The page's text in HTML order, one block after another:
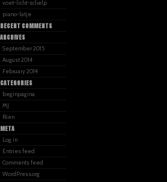
voet-licht-schelp
piano-latje
RECENT COMMENTS
ARCHIVES
September 2015
August 2014
February 2014
CATEGORIES
beginpagina
MJ
Rien
META
Log in
Entries feed
Comments feed
WordPress.org